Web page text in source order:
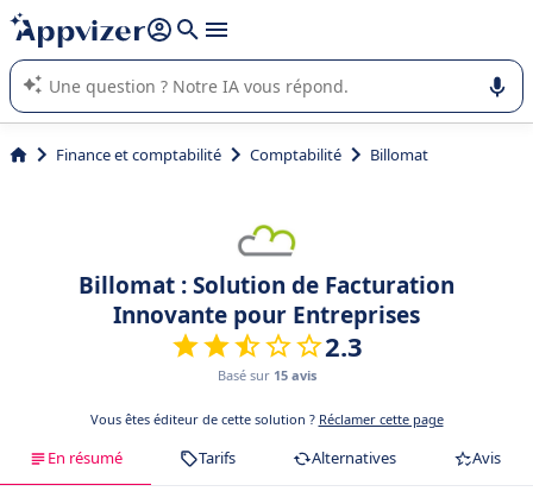
répondre (plusieurs lignes avec
L'IA de Appvizer vous guide dans l'utilisation ou la sélection de
logiciel SaaS en entreprise.
Finance et comptabilité Comptabilité Billomat
Billomat : Solution de Facturation
Innovante pour Entreprises
2.3
Basé sur 15 avis
Vous êtes éditeur de cette solution ? Réclamer cette page
En résumé Tarifs Alternatives Avis